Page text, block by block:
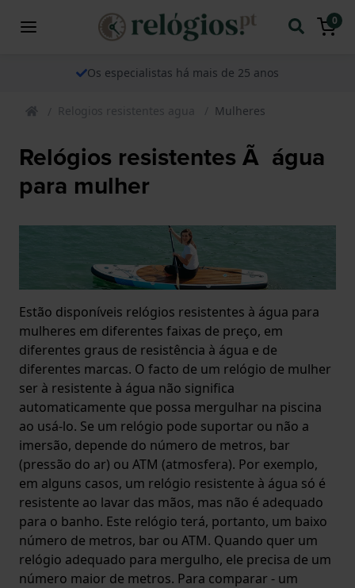
0
Os especialistas há mais de 25 anos
Relogios resistentes agua Mulheres
Relógios resistentes Ã água
para mulher
Estão disponíveis relógios resistentes à água para
mulheres em diferentes faixas de preço, em
diferentes graus de resistência à água e de
diferentes marcas. O facto de um relógio de mulher
ser à resistente à água não significa
automaticamente que possa mergulhar na piscina
ao usá-lo. Se um relógio pode suportar ou não a
imersão, depende do número de metros, bar
(pressão do ar) ou ATM (atmosfera). Por exemplo,
em alguns casos, um relógio resistente à água só é
resistente ao lavar das mãos, mas não é adequado
para o banho. Este relógio terá, portanto, um baixo
número de metros, bar ou ATM. Quando quer um
relógio adequado para mergulho, ele precisa de um
número maior de metros. Para comparar - um